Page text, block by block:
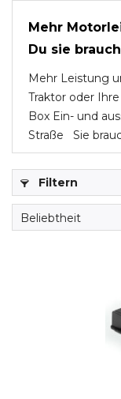
Mehr
Du sie
Mehr Leistung
Traktor oder
Box Ein- und
Straße Sie
Filtern